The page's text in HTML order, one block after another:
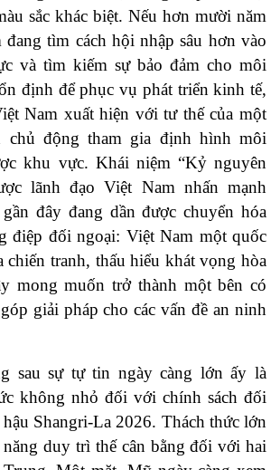
sắc khác biệt. Nếu hơn mười năm
tìm cách hội nhập sâu hơn vào
và tìm kiếm sự bảo đảm cho môi
định để phục vụ phát triển kinh tế,
Nam xuất hiện với tư thế của một
chủ động tham gia định hình môi
khu vực. Khái niệm “Kỷ nguyên
lãnh đạo Việt Nam nhấn mạnh
đây đang dần được chuyển hóa
điệp đối ngoại: Việt Nam một quốc
chiến tranh, thấu hiểu khát vọng hòa
mong muốn trở thành một bên có
giải pháp cho các vấn đề an ninh
sau sự tự tin ngày càng lớn ấy là
không nhỏ đối với chính sách đối
Shangri-La 2026. Thách thức lớn
duy trì thế cân bằng đối với hai